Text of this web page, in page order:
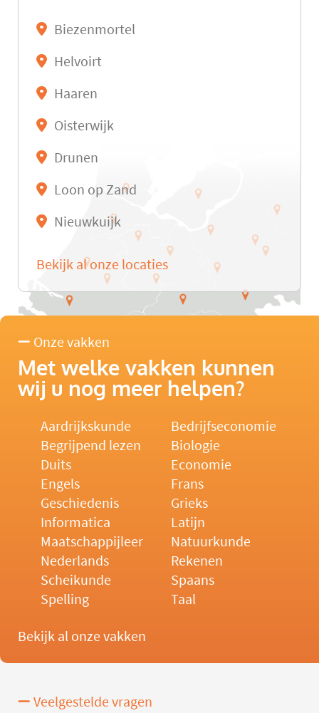
Biezenmortel
Helvoirt
Haaren
Oisterwijk
Drunen
Loon op Zand
Nieuwkuijk
Bekijk al onze locaties
Onze vakken
Met welke vakken kunnen
wij u nog meer helpen?
Aardrijkskunde
Bedrijfseconomie
Begrijpend lezen
Biologie
Duits
Economie
Engels
Frans
Geschiedenis
Grieks
Informatica
Latijn
Maatschappijleer
Natuurkunde
Nederlands
Rekenen
Scheikunde
Spaans
Spelling
Taal
Bekijk al onze vakken
Veelgestelde vragen